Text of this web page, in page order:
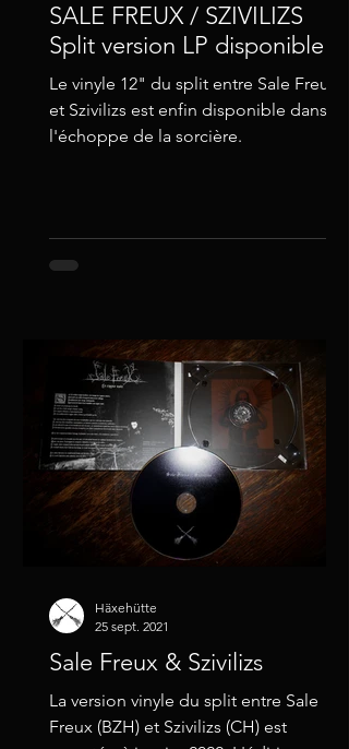
SALE FREUX / SZIVILIZS
Split version LP disponible
Le vinyle 12" du split entre Sale Freux
et Szivilizs est enfin disponible dans
l'échoppe de la sorcière.
Sale Freux & Szivilizs
La version vinyle du split entre Sale
Freux (BZH) et Szivilizs (CH) est
Häxehütte
25 sept. 2021